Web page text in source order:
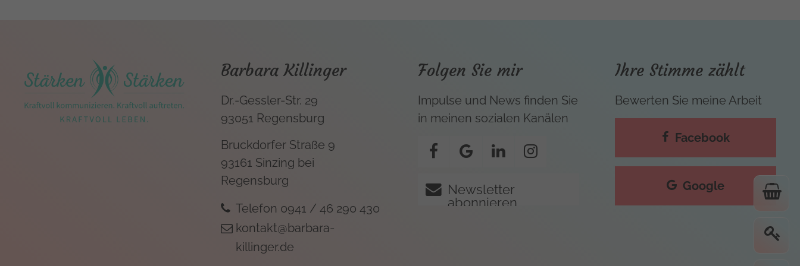
Barbara Killinger
Dr.-Gessler-Str. 29
93051 Regensburg
Bruckdorfer Straße 9
93161 Sinzing bei
Regensburg
Telefon 0941 / 46 290 430
kontakt@barbara-
killinger.de
Folgen Sie mir
Impulse und News finden Sie
in meinen sozialen Kanälen
Newsletter
abonnieren
Ihre Stimme zählt
Bewerten Sie meine Arbeit
Facebook
Google